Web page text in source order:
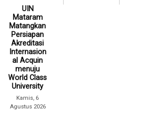
UIN
Mataram
Matangkan
Persiapan
Akreditasi
Internasion
al Acquin
menuju
World Class
University
Kamis, 6
Agustus 2026